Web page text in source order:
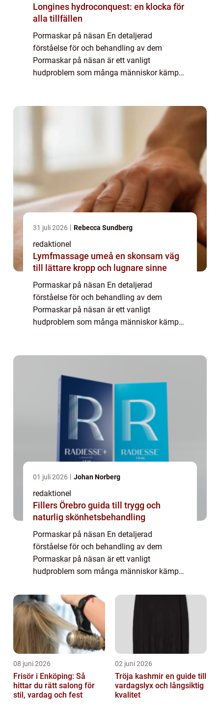
Longines hydroconquest: en klocka för
alla tillfällen
Pormaskar på näsan En detaljerad
förståelse för och behandling av dem
Pormaskar på näsan är ett vanligt
hudproblem som många människor kämpar
31 juli 2026 Rebecca Sundberg
redaktionel
Lymfmassage umeå en skonsam väg
till lättare kropp och lugnare sinne
Pormaskar på näsan En detaljerad
förståelse för och behandling av dem
Pormaskar på näsan är ett vanligt
hudproblem som många människor kämpar
01 juli 2026 Johan Norberg
redaktionel
Fillers Örebro guida till trygg och
naturlig skönhetsbehandling
Pormaskar på näsan En detaljerad
förståelse för och behandling av dem
Pormaskar på näsan är ett vanligt
hudproblem som många människor kämpar
vad det är, vilka typer av pormaskar som
finns, kvantitativa mät...
08 juni 2026
Frisör i Enköping: Så
hittar du rätt salong för
stil, vardag och fest
02 juni 2026
Tröja kashmir en guide till
vardagslyx och långsiktig
kvalitet